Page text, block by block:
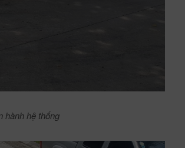
hành hệ thống